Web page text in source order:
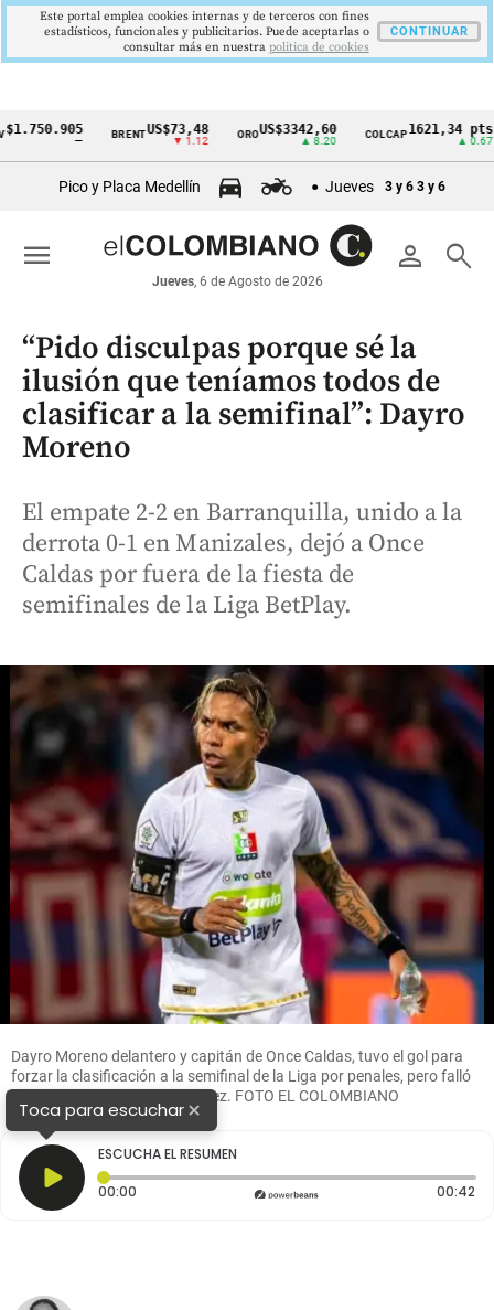
Cintillo
económicos
Colombia
BRENT US$73,48
▼ 1.12
ORO US$3342,60 COLCAP1621,34 pts
Pico y Placa Medellín Jueves 3 y 6 3 y 6
person search
Jueves, 6 de Agosto de 2026
menu
“Pido disculpas porque sé la
ilusión que teníamos todos de
clasificar a la semifinal”: Dayro
Moreno
El empate 2-2 en Barranquilla, unido a la
derrota 0-1 en Manizales, dejó a Once
Caldas por fuera de la fiesta de
semifinales de la Liga BetPlay.
Dayro Moreno delantero y capitán de Once Caldas, tuvo el gol para
forzar la clasificación a la semifinal de la Liga por penales, pero falló
su cobro en el Romelio Martínez. FOTO EL COLOMBIANO
Toca para escuchar×
ESCUCHA EL RESUMEN
00:00 Tiempo transcurrido: 0 segundos 00:42
Este portal emplea cookies internas y de terceros con fines
estadísticos, funcionales y publicitarios. Puede aceptarlas o
consultar más en nuestra politica de cookies
CONTINUAR